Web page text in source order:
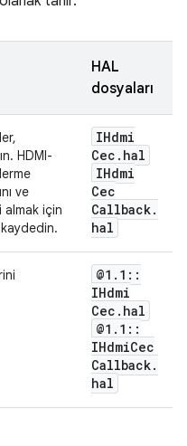
HAL
dosyaları
HDMI-
ve
için
IHdmi
Cec . hal
IHdmi
Cec
Callback.
hal
@1 . 1 ::
IHdmi
Cec . hal
@1 . 1 ::
IHdmiCec
Callback.
hal